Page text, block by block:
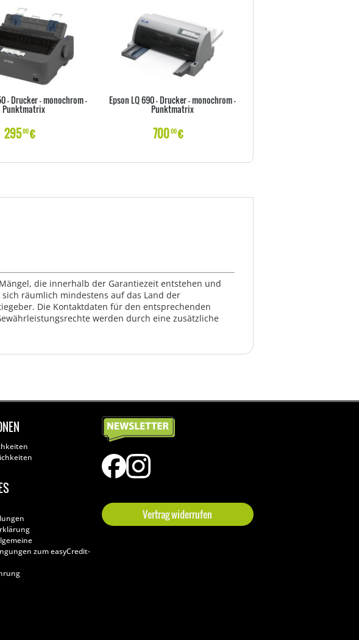
- Drucker - monochrom -
Punktmatrix
29500€
Epson LQ 690 - Drucker - monochrom -
Punktmatrix
70000€
die innerhalb der Garantiezeit entstehen und
räumlich mindestens auf das Land der
Die Kontaktdaten für den entsprechenden
werden durch eine zusätzliche
zum easyCredit-
Vertrag widerrufen